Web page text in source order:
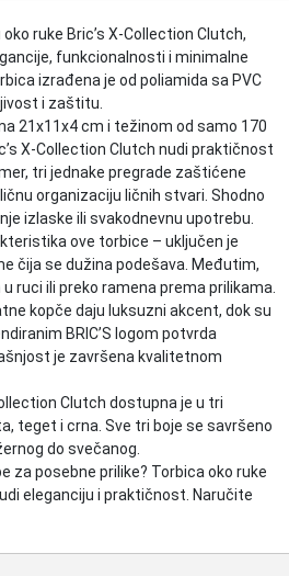
ruke Bric’s X-Collection Clutch,
funkcionalnosti i minimalne
izrađena je od poliamida sa PVC
i zaštitu.
21x11x4 cm i težinom od samo 170
X-Collection Clutch nudi praktičnost
tri jednake pregrade zaštićene
organizaciju ličnih stvari. Shodno
izlaske ili svakodnevnu upotrebu.
ove torbice – uključen je
čija se dužina podešava. Međutim,
ruci ili preko ramena prema prilikama.
kopče daju luksuzni akcent, dok su
BRIC’S logom potvrda
je završena kvalitetnom
Clutch dostupna je u tri
teget i crna. Sve tri boje se savršeno
do svečanog.
za posebne prilike? Torbica oko ruke
eleganciju i praktičnost. Naručite